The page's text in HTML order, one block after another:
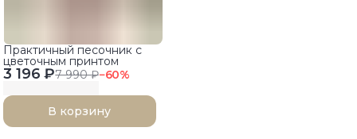
3 196 ₽7 990 ₽−60%
Практичный песочник с
цветочным принтом
В корзину